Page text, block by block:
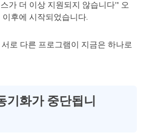
가 더 이상 지원되지 않습니다'" 오
이후에 시작되었습니다.
로 다른 프로그램이 지금은 하나로
기화가 중단됩니